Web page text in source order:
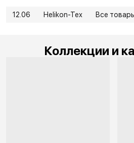
12.06 Helikon-Tex Все
Коллекции и